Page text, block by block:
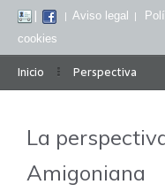
| | Aviso legal |
cookies
Inicio Perspectiva
La
Amigoniana